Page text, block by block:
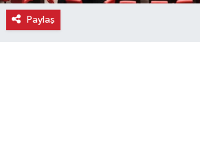
Paylaş
Haber